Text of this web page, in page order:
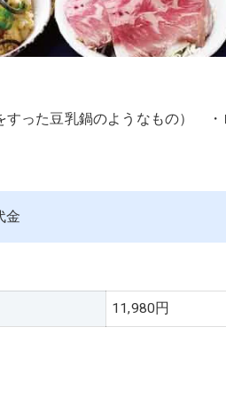
すった豆乳鍋のようなもの）
金
11,980円